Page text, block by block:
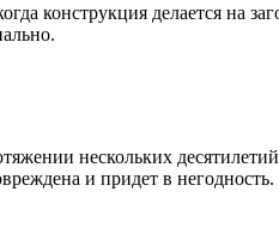
конструкция делается на
нескольких
и придет в негодность.